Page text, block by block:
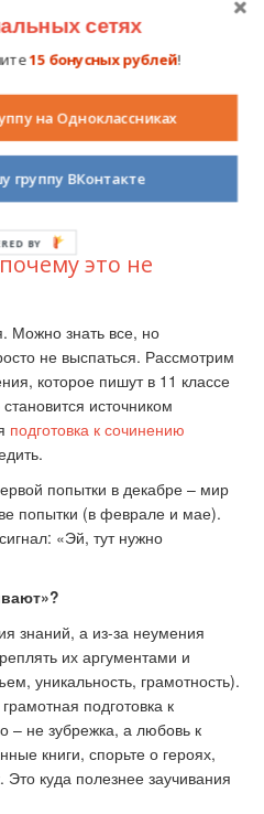
– это не роскошь, а
эффективной работы мозга.
или курсы могут дать
не хватает. И главное –
в том, что вы «тратите на
инвестирование в его
это не
Можно знать все, но
не выспаться. Рассмотрим
которое пишут в 11 классе
источником
подготовка к сочинению
попытки в декабре – мир
попытки (в феврале и мае).
«Эй, тут нужно
знаний, а из-за неумения
их аргументами и
уникальность, грамотность).
подготовка к
– не зубрежка, а любовь к
книги, спорьте о героях,
Это куда полезнее заучивания
сетях
15 бонусных рублей!
на Одноклассниках
группу ВКонтакте
POWERED
BY